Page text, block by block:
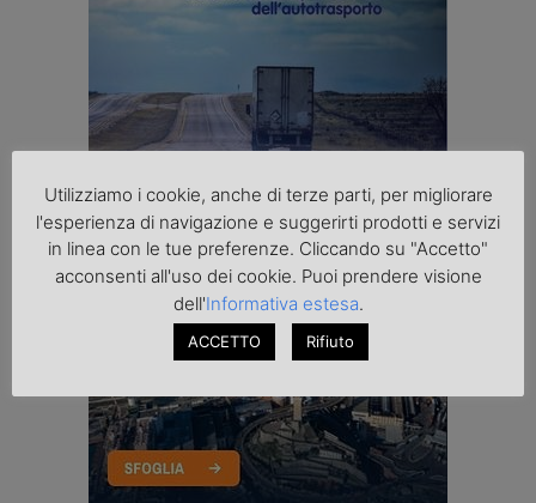
Utilizziamo i cookie, anche di terze parti, per migliorare
l'esperienza di navigazione e suggerirti prodotti e servizi
in linea con le tue preferenze. Cliccando su "Accetto"
acconsenti all'uso dei cookie. Puoi prendere visione
dell'Informativa estesa.
ACCETTO Rifiuto